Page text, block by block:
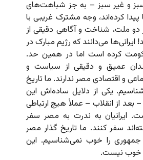
سبز و غیر سبز – به جز شباهت‌های
پیدا کرده‌اند، وجه مشترک غریبی با
ملت، شناخت و آگاهی دقیقی از
ایرانی‌ها می‌دانند که رژیم مبارک در
کرده است اما در همین حد.
عمیق و دقیقی از سیاست و
و اقتصادی مصر ندارند. ما تاریخ
یکی از دلایل ساده‌اش این
بعد از انقلاب – عملاً هیچ ارتباطی
ایرانیان به ندرت به مصر سفر
سفر کنند. ما تاریخ گذار مصر
را خوب نمی‌شناسیم. این
خوب نیست.